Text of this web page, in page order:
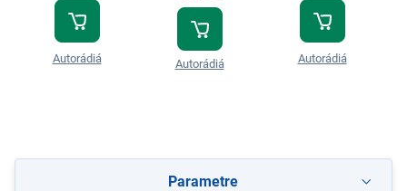
Autorádiá Autorádiá Autorádiá
Parametre